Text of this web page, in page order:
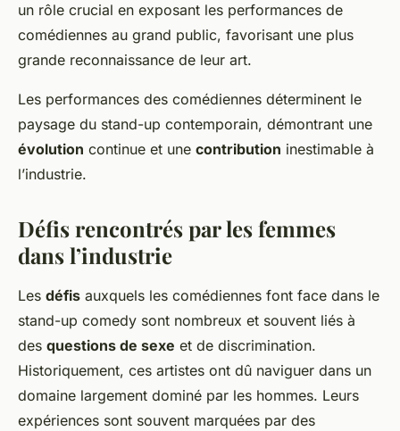
un rôle crucial en exposant les performances de
comédiennes au grand public, favorisant une plus
grande reconnaissance de leur art.
Les performances des comédiennes déterminent le
paysage du stand-up contemporain, démontrant une
évolution continue et une contribution inestimable à
l’industrie.
Défis rencontrés par les femmes
dans l’industrie
Les défis auxquels les comédiennes font face dans le
stand-up comedy sont nombreux et souvent liés à
des questions de sexe et de discrimination.
Historiquement, ces artistes ont dû naviguer dans un
domaine largement dominé par les hommes. Leurs
expériences sont souvent marquées par des